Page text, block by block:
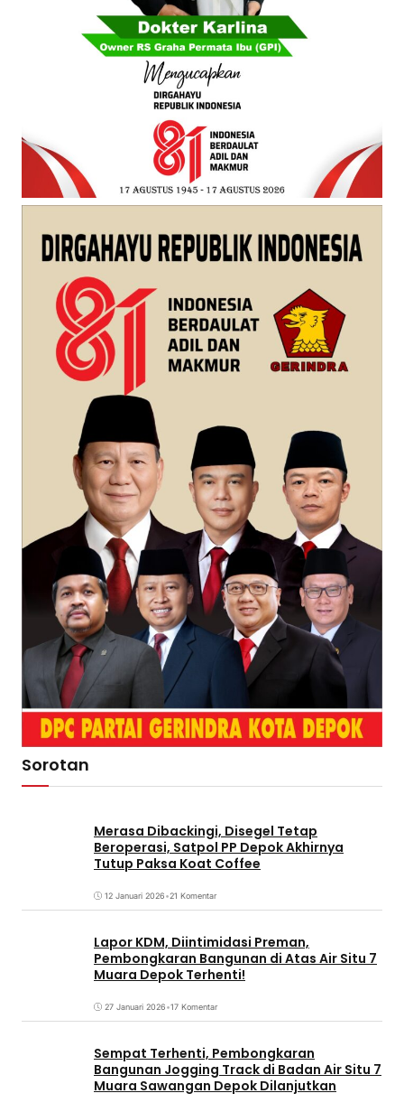
Sorotan
Merasa Dibackingi, Disegel Tetap
Beroperasi, Satpol PP Depok Akhirnya
Tutup Paksa Koat Coffee
12 Januari 2026•21 Komentar
Lapor KDM, Diintimidasi Preman,
Pembongkaran Bangunan di Atas Air Situ 7
Muara Depok Terhenti!
27 Januari 2026•17 Komentar
Sempat Terhenti, Pembongkaran
Bangunan Jogging Track di Badan Air Situ 7
Muara Sawangan Depok Dilanjutkan